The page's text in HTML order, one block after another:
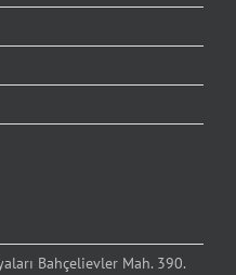
Bahçelievler Mah. 390.